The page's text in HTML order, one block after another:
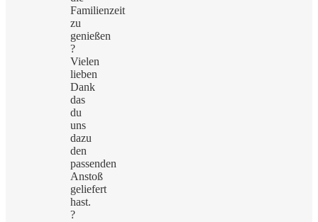
Familienzeit
zu
genießen
?
Vielen
lieben
Dank
das
du
uns
dazu
den
passenden
Anstoß
geliefert
hast.
?